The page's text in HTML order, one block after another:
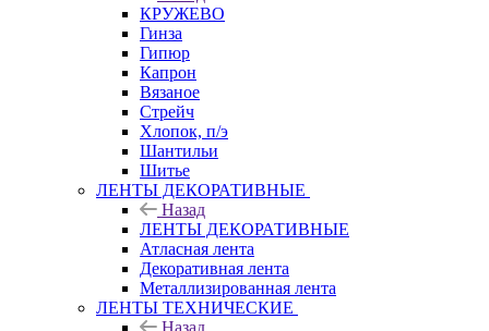
КРУЖЕВО
Гинза
Гипюр
Капрон
Вязаное
Стрейч
Хлопок, п/э
Шантильи
Шитье
ЛЕНТЫ ДЕКОРАТИВНЫЕ
Назад
ЛЕНТЫ ДЕКОРАТИВНЫЕ
Атласная лента
Декоративная лента
Металлизированная лента
ЛЕНТЫ ТЕХНИЧЕСКИЕ
Назад